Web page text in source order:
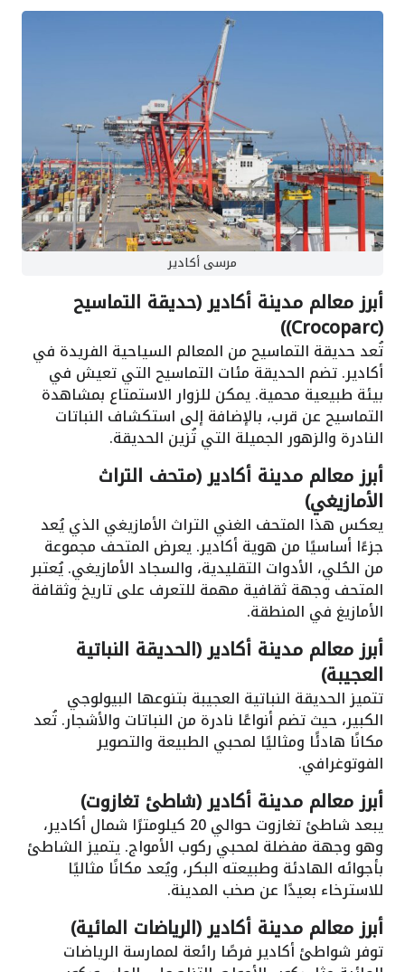
مرسى أكادير
أبرز معالم مدينة أكادير (حديقة التماسيح
(Crocoparc))
تُعد حديقة التماسيح من المعالم السياحية الفريدة في
أكادير. تضم الحديقة مئات التماسيح التي تعيش في
بيئة طبيعية محمية. يمكن للزوار الاستمتاع بمشاهدة
التماسيح عن قرب، بالإضافة إلى استكشاف النباتات
النادرة والزهور الجميلة التي تُزين الحديقة.
أبرز معالم مدينة أكادير (متحف التراث
الأمازيغي)
يعكس هذا المتحف الغني التراث الأمازيغي الذي يُعد
جزءًا أساسيًا من هوية أكادير. يعرض المتحف مجموعة
من الحُلي، الأدوات التقليدية، والسجاد الأمازيغي. يُعتبر
المتحف وجهة ثقافية مهمة للتعرف على تاريخ وثقافة
الأمازيغ في المنطقة.
أبرز معالم مدينة أكادير (الحديقة النباتية
العجيبة)
تتميز الحديقة النباتية العجيبة بتنوعها البيولوجي
الكبير، حيث تضم أنواعًا نادرة من النباتات والأشجار. تُعد
مكانًا هادئًا ومثاليًا لمحبي الطبيعة والتصوير
الفوتوغرافي.
أبرز معالم مدينة أكادير (شاطئ تغازوت)
يبعد شاطئ تغازوت حوالي 20 كيلومترًا شمال أكادير،
وهو وجهة مفضلة لمحبي ركوب الأمواج. يتميز الشاطئ
بأجوائه الهادئة وطبيعته البكر، ويُعد مكانًا مثاليًا
للاسترخاء بعيدًا عن صخب المدينة.
أبرز معالم مدينة أكادير (الرياضات المائية)
توفر شواطئ أكادير فرصًا رائعة لممارسة الرياضات